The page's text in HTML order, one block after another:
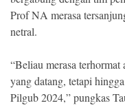
Prof NA merasa
netral.
“Beliau merasa terhormat
yang datang, tetapi
Pilgub 2024,” pungkas